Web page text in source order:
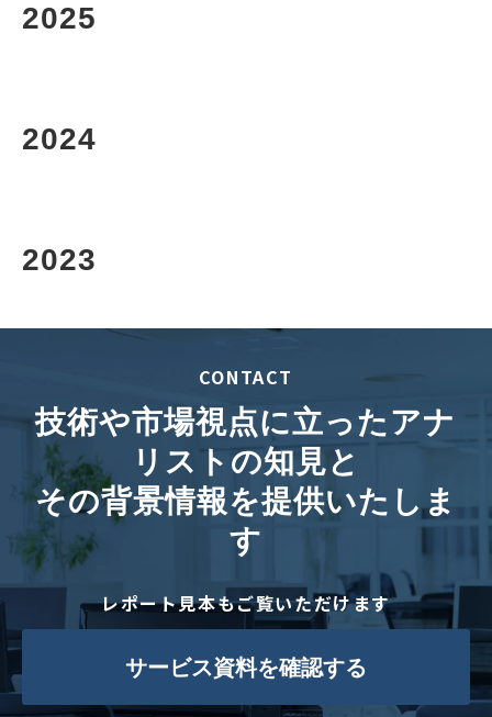
2025
2024
2023
CONTACT
技術や市場視点に立ったアナ
リストの知見と
その背景情報を提供いたしま
す
レポート見本もご覧いただけます
サービス資料を確認する